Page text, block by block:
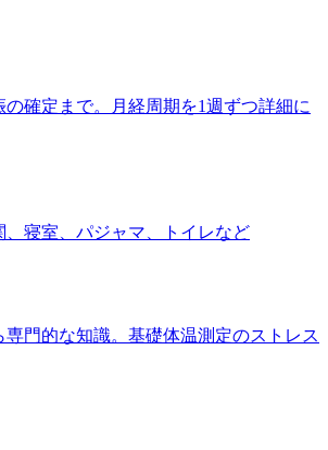
確定まで。月経周期を1週ずつ詳細に
、寝室、パジャマ、トイレなど
門的な知識。基礎体温測定のストレス